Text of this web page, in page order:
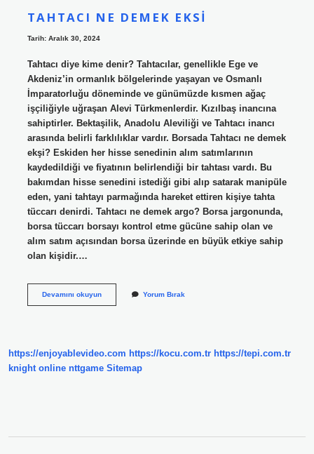
TAHTACI NE DEMEK EKSI
Tarih: Aralık 30, 2024
Tahtacı diye kime denir? Tahtacılar, genellikle Ege ve
Akdeniz’in ormanlık bölgelerinde yaşayan ve Osmanlı
İmparatorluğu döneminde ve günümüzde kısmen ağaç
işçiliğiyle uğraşan Alevi Türkmenlerdir. Kızılbaş inancına
sahiptirler. Bektaşilik, Anadolu Aleviliği ve Tahtacı inancı
arasında belirli farklılıklar vardır. Borsada Tahtacı ne demek
ekşi? Eskiden her hisse senedinin alım satımlarının
kaydedildiği ve fiyatının belirlendiği bir tahtası vardı. Bu
bakımdan hisse senedini istediği gibi alıp satarak manipüle
eden, yani tahtayı parmağında hareket ettiren kişiye tahta
tüccarı denirdi. Tahtacı ne demek argo? Borsa jargonunda,
borsa tüccarı borsayı kontrol etme gücüne sahip olan ve
alım satım açısından borsa üzerinde en büyük etkiye sahip
olan kişidir.…
Devamını okuyunTahtacı
Yorum Bırak
https://enjoyablevideo.com https://kocu.com.tr https://tepi.com.tr
knight online nttgame Sitemap